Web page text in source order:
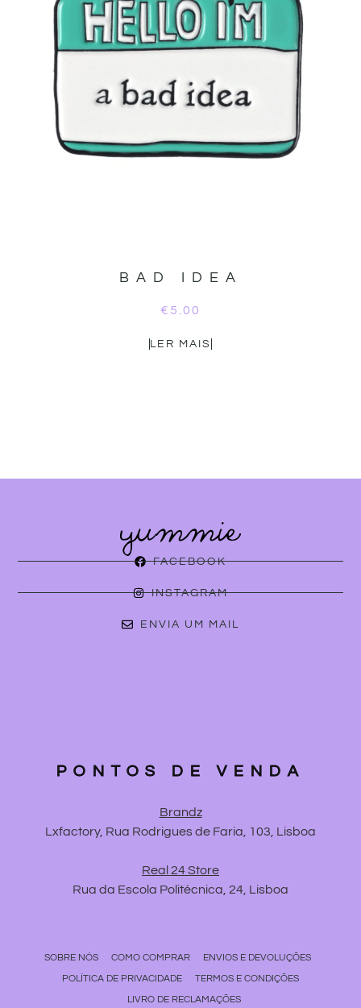
BAD IDEA
€ 5.00
LER MAIS
FACEBOOK
INSTAGRAM
ENVIA UM MAIL
PONTOS DE VENDA
Brandz
Lxfactory, Rua Rodrigues de Faria, 103, Lisboa
Real 24 Store
Rua da Escola Politécnica, 24, Lisboa
SOBRE NÓS COMO COMPRAR
ENVIOS E DEVOLUÇÕES
POLÍTICA DE PRIVACIDADE
TERMOS E CONDIÇÕES
LIVRO DE RECLAMAÇÕES